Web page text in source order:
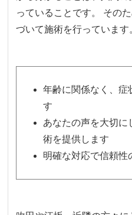
っていることです。 その
づいて施術を行っています
年齢に関係なく、症
す
あなたの声を大切に
術を提供します
明確な対応で信頼性